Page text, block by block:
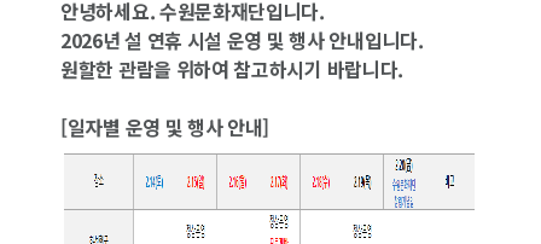
안녕하세요. 수원문화재단입니다.
2026년 설 연휴 시설 운영 및 행사 안내입니다.
원할한 관람을 위하여 참고하시기 바랍니다.
[일자별 운영 및 행사 안내]